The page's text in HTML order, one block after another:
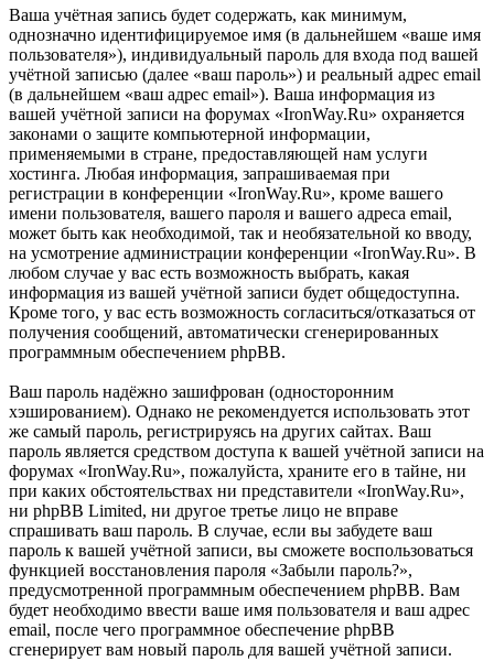
Ваша учётная запись будет содержать, как минимум,
однозначно идентифицируемое имя (в дальнейшем «ваше имя
пользователя»), индивидуальный пароль для входа под вашей
учётной записью (далее «ваш пароль») и реальный адрес email
(в дальнейшем «ваш адрес email»). Ваша информация из
вашей учётной записи на форумах «IronWay.Ru» охраняется
законами о защите компьютерной информации,
применяемыми в стране, предоставляющей нам услуги
хостинга. Любая информация, запрашиваемая при
регистрации в конференции «IronWay.Ru», кроме вашего
имени пользователя, вашего пароля и вашего адреса email,
может быть как необходимой, так и необязательной ко вводу,
на усмотрение администрации конференции «IronWay.Ru». В
любом случае у вас есть возможность выбрать, какая
информация из вашей учётной записи будет общедоступна.
Кроме того, у вас есть возможность согласиться/отказаться от
получения сообщений, автоматически сгенерированных
программным обеспечением phpBB.
Ваш пароль надёжно зашифрован (односторонним
хэшированием). Однако не рекомендуется использовать этот
же самый пароль, регистрируясь на других сайтах. Ваш
пароль является средством доступа к вашей учётной записи на
форумах «IronWay.Ru», пожалуйста, храните его в тайне, ни
при каких обстоятельствах ни представители «IronWay.Ru»,
ни phpBB Limited, ни другое третье лицо не вправе
спрашивать ваш пароль. В случае, если вы забудете ваш
пароль к вашей учётной записи, вы сможете воспользоваться
функцией восстановления пароля «Забыли пароль?»,
предусмотренной программным обеспечением phpBB. Вам
будет необходимо ввести ваше имя пользователя и ваш адрес
email, после чего программное обеспечение phpBB
сгенерирует вам новый пароль для вашей учётной записи.